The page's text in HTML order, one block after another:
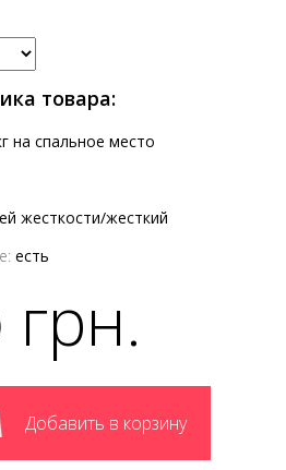
товара:
на спальное место
жесткости/жесткий
есть
грн.
Добавить в корзину